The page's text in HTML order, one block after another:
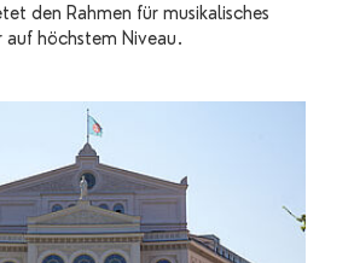
den Rahmen für musikalisches
höchstem Niveau.